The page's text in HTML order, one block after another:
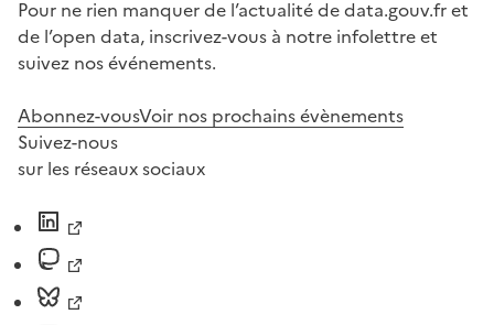
Pour ne rien manquer de l’actualité de data.gouv.fr et
de l’open data, inscrivez-vous à notre infolettre et
suivez nos événements.
Abonnez-vousVoir nos prochains évènements
Suivez-nous
sur les réseaux sociaux